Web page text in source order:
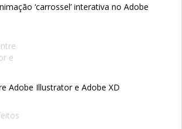
‘carrossel’ interativa no Adobe
Adobe Illustrator e Adobe XD